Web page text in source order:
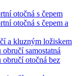
otočná s čepem
otočná s čepem a
a kluzným ložiskem
samostatná
otočná bez